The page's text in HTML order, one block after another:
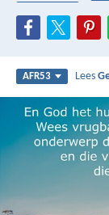
AFR53 Lees